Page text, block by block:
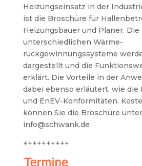
Heizungseinsatz in der
ist die Broschüre für
Heizungsbauer und Planer. Die
unterschiedlichen Wärme-
rückgewinnungssysteme
dargestellt und die
erklärt. Die Vorteile in der
dabei ebenso erläutert, wie die
und EnEV-Konformitäten.
können Sie die Broschüre
info@schwank.de
++++++++++